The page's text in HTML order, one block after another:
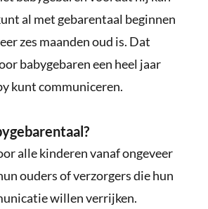
al met gebarentaal beginnen
zes maanden oud is. Dat
babygebaren een heel jaar
kunt communiceren.
alle kinderen vanaf ongeveer
ouders of verzorgers die hun
willen verrijken.